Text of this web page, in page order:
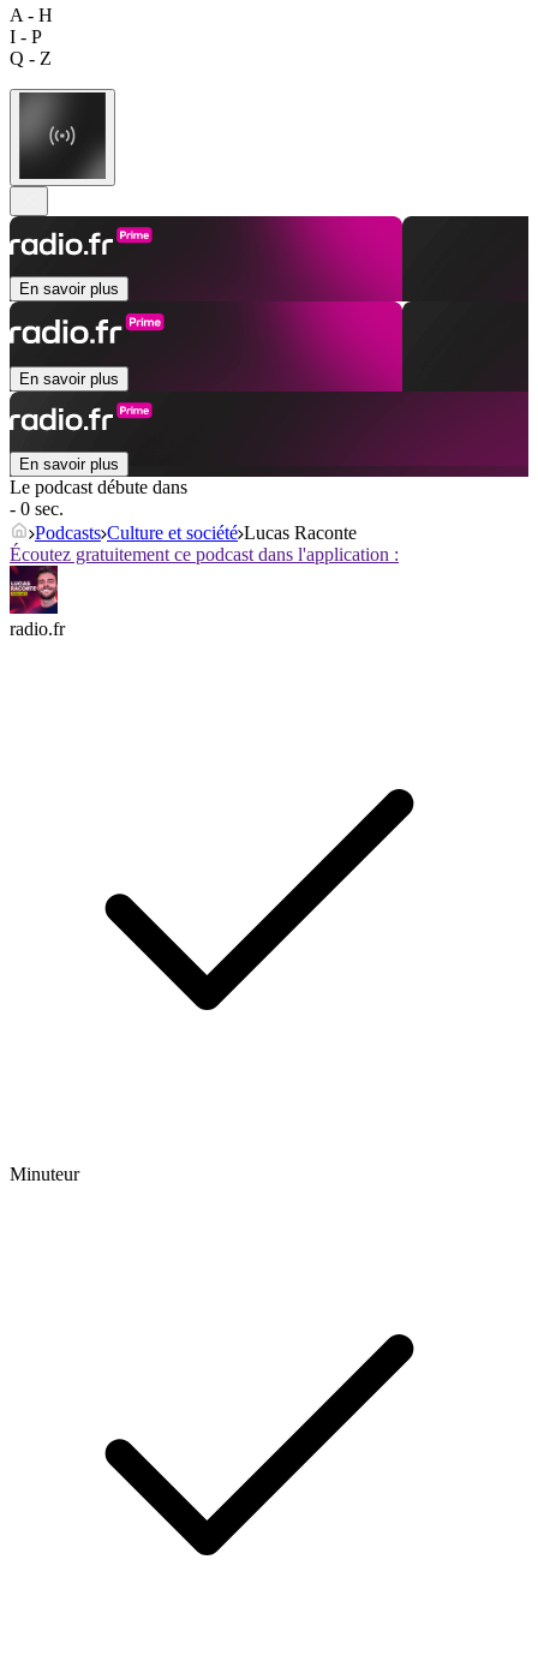
A - H
I - P
Q - Z
En savoir plus
En savoir plus
En savoir plus
Le podcast débute dans
- 0 sec.
Podcasts Culture et société Lucas Raconte
Écoutez gratuitement ce podcast dans l'application :
radio.fr
Minuteur